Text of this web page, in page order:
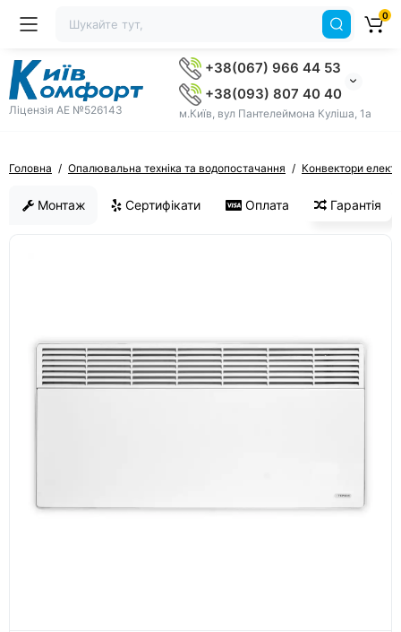
Ліцензія AE №526143
+38(067) 966 44 53
+38(093) 807 40 40
м.Київ, вул Пантелеймона Куліша, 1а
0
Головна Опалювальна техніка та водопостачання Конвектори
Монтаж Сертифікати Оплата Гарантія